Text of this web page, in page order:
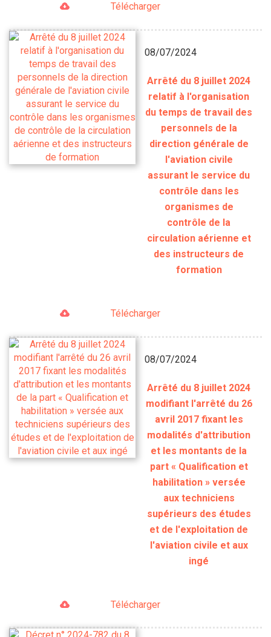
Télécharger
08/07/2024
Arrêté du 8 juillet 2024
relatif à l'organisation
du temps de travail des
personnels de la
direction générale de
l'aviation civile
assurant le service du
contrôle dans les
organismes de
contrôle de la
circulation aérienne et
des instructeurs de
formation
Télécharger
08/07/2024
Arrêté du 8 juillet 2024
modifiant l'arrêté du 26
avril 2017 fixant les
modalités d'attribution
et les montants de la
part « Qualification et
habilitation » versée
aux techniciens
supérieurs des études
et de l'exploitation de
l'aviation civile et aux
ingé
Télécharger